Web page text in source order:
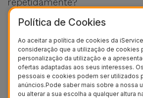
repetidamente?
Se o backup continuar a falhar,
na sua Apple ID. Se o problema
necessário restaurar o iPhone ou
especializada.
Posso fazer backup do
Política de Cookies
Ao aceitar a política de cookies da
consideração que a utilização de cookies
personalização da utilização e a
ofertas adaptadas aos seus interesses.
pessoais e cookies podem ser utilizados
anúncios.Pode saber mais sobre a nossa
ou alterar a sua escolha a qualquer altura